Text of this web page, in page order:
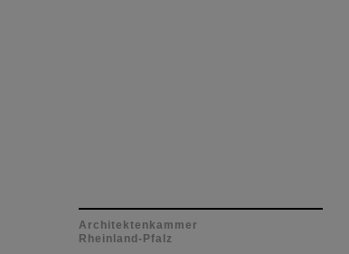
Architektenkammer
Rheinland-Pfalz